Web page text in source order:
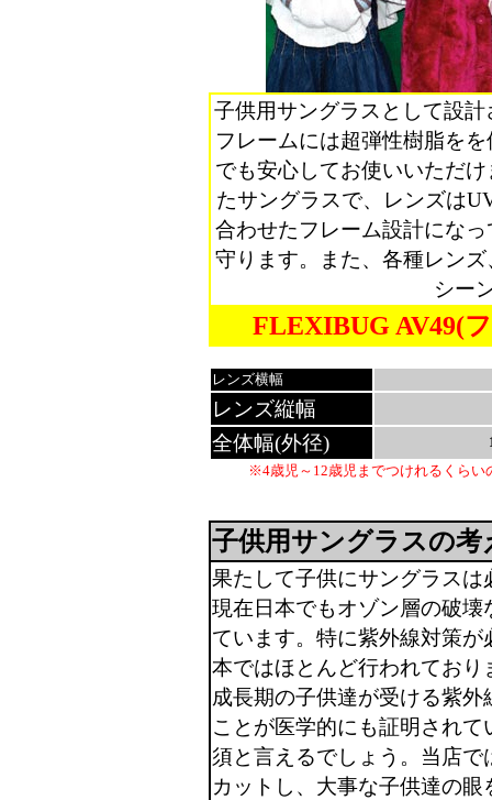
子供用サングラスとして設
フレームには超弾性樹脂を
でも安心してお使いいただ
たサングラスで、レンズは
合わせたフレーム設計にな
守ります。また、各種レン
シー
FLEXIBUG AV49(
レンズ横幅
レンズ縦幅
全体幅(外径)
※4歳児～12歳児までつけれるくらい
子供用サングラスの考
果たして子供にサングラスは
現在日本でもオゾン層の破
ています。特に紫外線対策
本ではほとんど行われており
成長期の子供達が受ける紫
ことが医学的にも証明され
須と言えるでしょう。当店
カットし、大事な子供達の